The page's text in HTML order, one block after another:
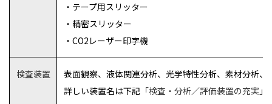
・テープ用スリッター
・精密スリッター
・CO2 レーザー印字機
検査装置
表面観察、液体関連分析、光学特性分析、素材分析
詳しい装置名は下記「検査・分析／評価装置の充実」